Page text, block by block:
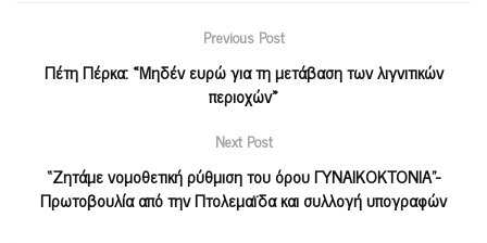
Previous Post
Πέτη Πέρκα: «Μηδέν ευρώ για τη μετάβαση των λιγνιτικών
περιοχών»
Next Post
“Ζητάμε νομοθετική ρύθμιση του όρου ΓΥΝΑΙΚΟΚΤΟΝΙΑ”-
Πρωτοβουλία από την Πτολεμαϊδα και συλλογή υπογραφών